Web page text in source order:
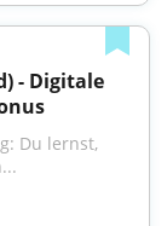
- Digitale
Du lernst,